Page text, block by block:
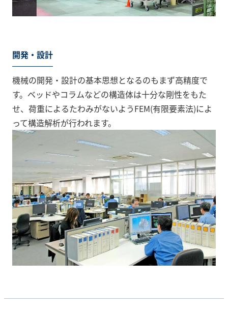
開発・設計
機械の開発・設計の基本思想となるのもまず高精度で
す。ベッドやコラムなどの構造体は十分な剛性をもた
せ、荷重によるたわみがないようFEM(有限要素法)によ
って構造解析が行われます。